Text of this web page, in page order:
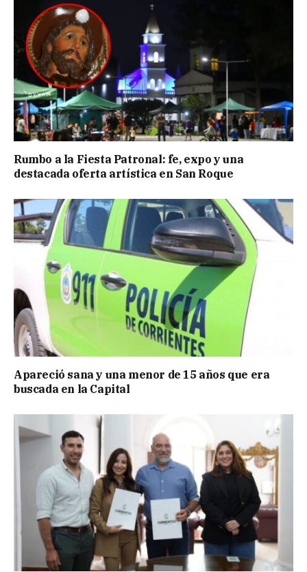
Rumbo a la Fiesta Patronal: fe, expo y una
destacada oferta artística en San Roque
Apareció sana y una menor de 15 años que era
buscada en la Capital